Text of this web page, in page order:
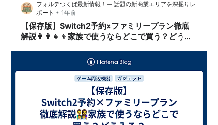
料から始めて現在はMAXを利用中。 関連記事…
フォルテつくば最新情報！— 話題の新商業エリアを深掘りレ
ポート • 1年前
【保存版】Switch2予約×ファミリープラン徹底
解説👨‍👩‍👧‍👦家族で使うならどこで買う？どう入